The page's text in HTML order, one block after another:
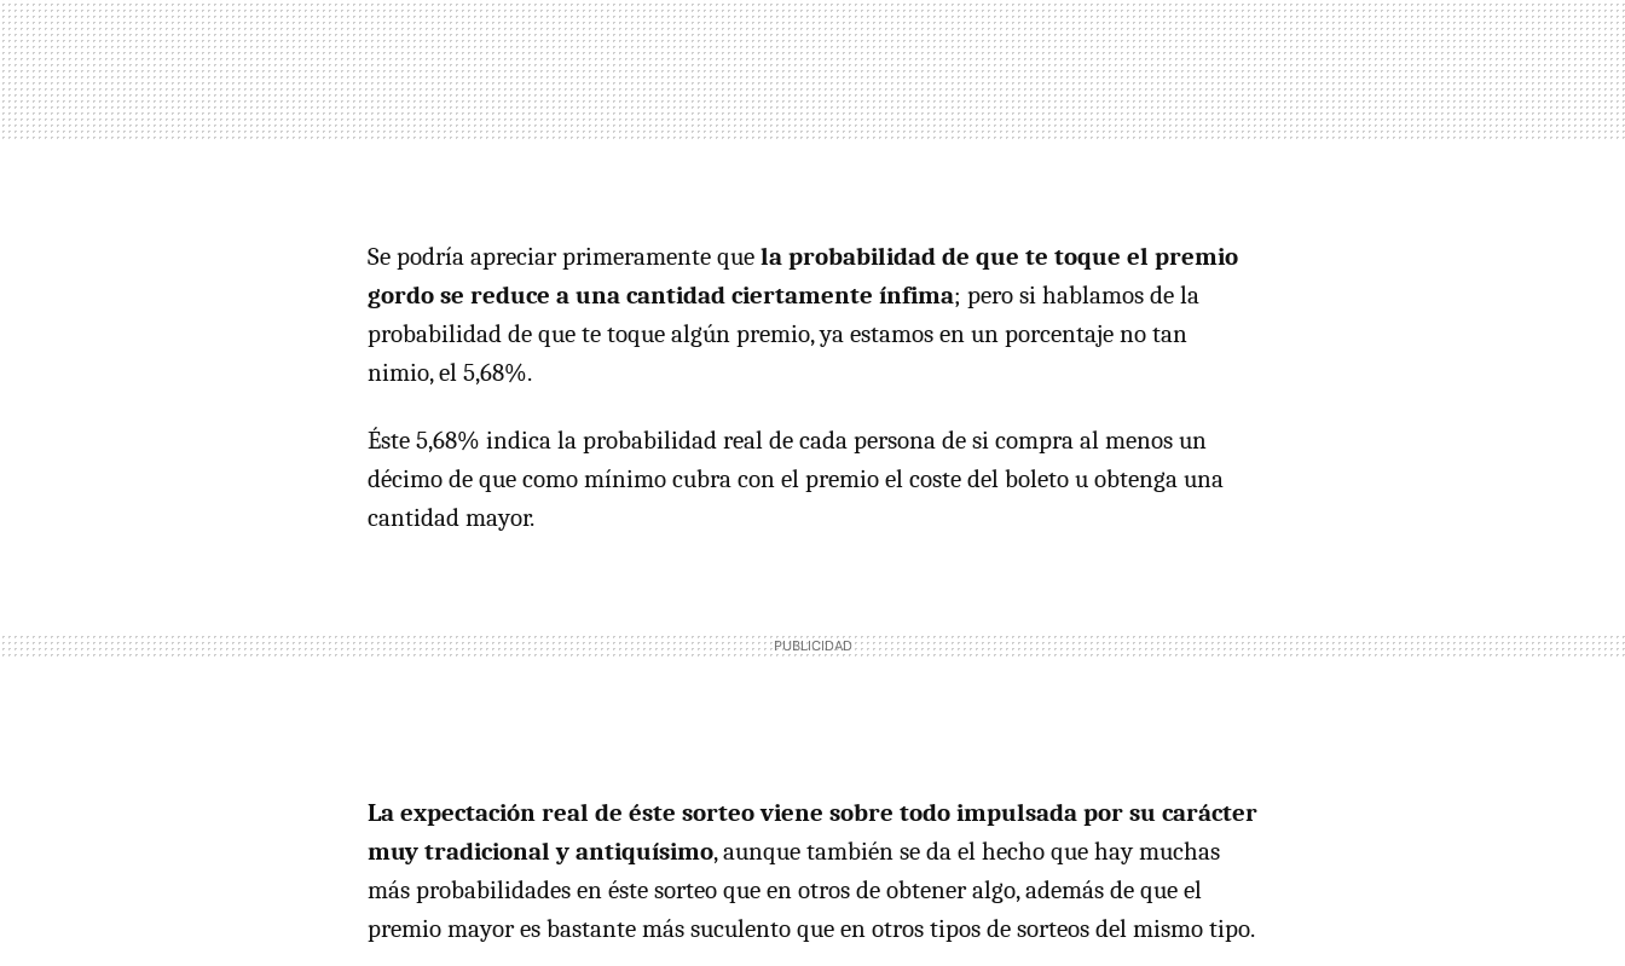
Se podría apreciar primeramente que la probabilidad de que te toque el premio
gordo se reduce a una cantidad ciertamente ínfima; pero si hablamos de la
probabilidad de que te toque algún premio, ya estamos en un porcentaje no tan
nimio, el 5,68%.
Éste 5,68% indica la probabilidad real de cada persona de si compra al menos un
décimo de que como mínimo cubra con el premio el coste del boleto u obtenga una
cantidad mayor.
La expectación real de éste sorteo viene sobre todo impulsada por su carácter
muy tradicional y antiquísimo, aunque también se da el hecho que hay muchas
más probabilidades en éste sorteo que en otros de obtener algo, además de que el
premio mayor es bastante más suculento que en otros tipos de sorteos del mismo tipo.